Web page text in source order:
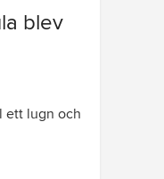
blev
ett lugn och